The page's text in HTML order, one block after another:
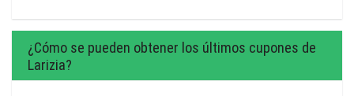
¿Cómo se pueden obtener los últimos cupones de
Larizia?